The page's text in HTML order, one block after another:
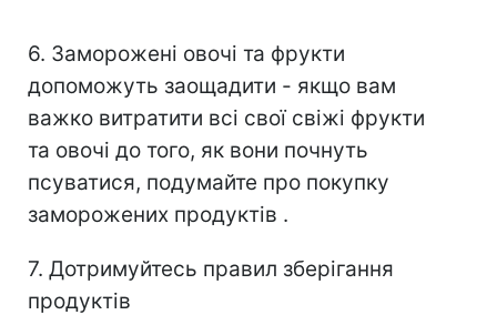
6. Заморожені овочі та фрукти
допоможуть заощадити - якщо вам
важко витратити всі свої свіжі фрукти
та овочі до того, як вони почнуть
псуватися, подумайте про покупку
заморожених продуктів .
7. Дотримуйтесь правил зберігання
продуктів